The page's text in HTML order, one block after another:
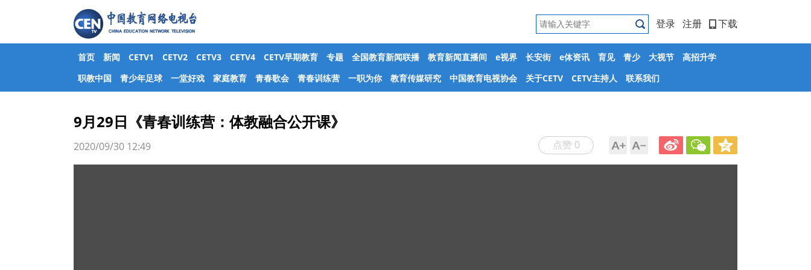
登录 注册 下载
首页 新闻 CETV1 CETV2 CETV3 CETV4 CETV早期教育 专题 全国教育新闻联播 教育新闻直播间 e视界 长安街 e体资讯 育见 青少 大视节
高招升学
职教中国
青少年足球 一堂好戏 家庭教育 青春歌会 青春训练营 一职为你 教育传媒研究 中国教育电视协会 关于CETV CETV主持人 联系我们
9月29日《青春训练营：体教融合公开课》
点赞 0
2020/09/30 12:49